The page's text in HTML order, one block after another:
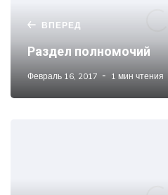
ВПЕРЕД
Раздел полномочий
Февраль 16, 2017 1 мин чтения